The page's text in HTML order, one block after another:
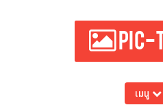
PIC-
เมนู